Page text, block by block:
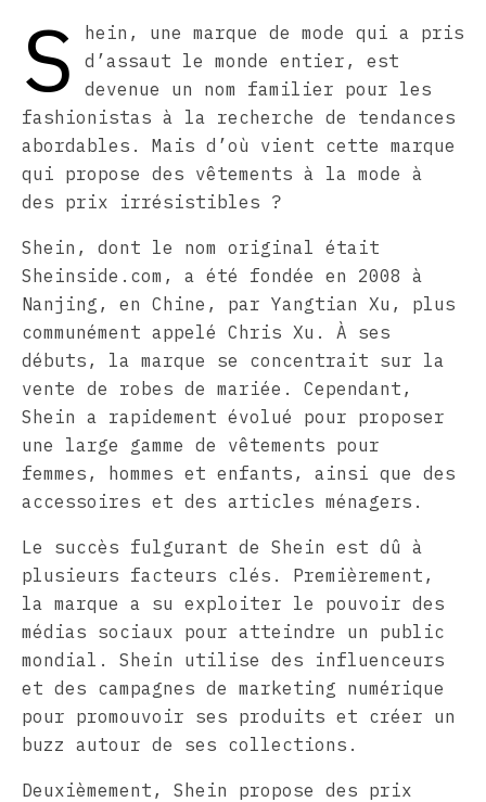
S
hein, une marque de mode qui a pris
d’assaut le monde entier, est
devenue un nom familier pour les
fashionistas à la recherche de tendances
abordables. Mais d’où vient cette marque
qui propose des vêtements à la mode à
des prix irrésistibles ?
Shein, dont le nom original était
Sheinside.com, a été fondée en 2008 à
Nanjing, en Chine, par Yangtian Xu, plus
communément appelé Chris Xu. À ses
débuts, la marque se concentrait sur la
vente de robes de mariée. Cependant,
Shein a rapidement évolué pour proposer
une large gamme de vêtements pour
femmes, hommes et enfants, ainsi que des
accessoires et des articles ménagers.
Le succès fulgurant de Shein est dû à
plusieurs facteurs clés. Premièrement,
la marque a su exploiter le pouvoir des
médias sociaux pour atteindre un public
mondial. Shein utilise des influenceurs
et des campagnes de marketing numérique
pour promouvoir ses produits et créer un
buzz autour de ses collections.
Deuxièmement, Shein propose des prix